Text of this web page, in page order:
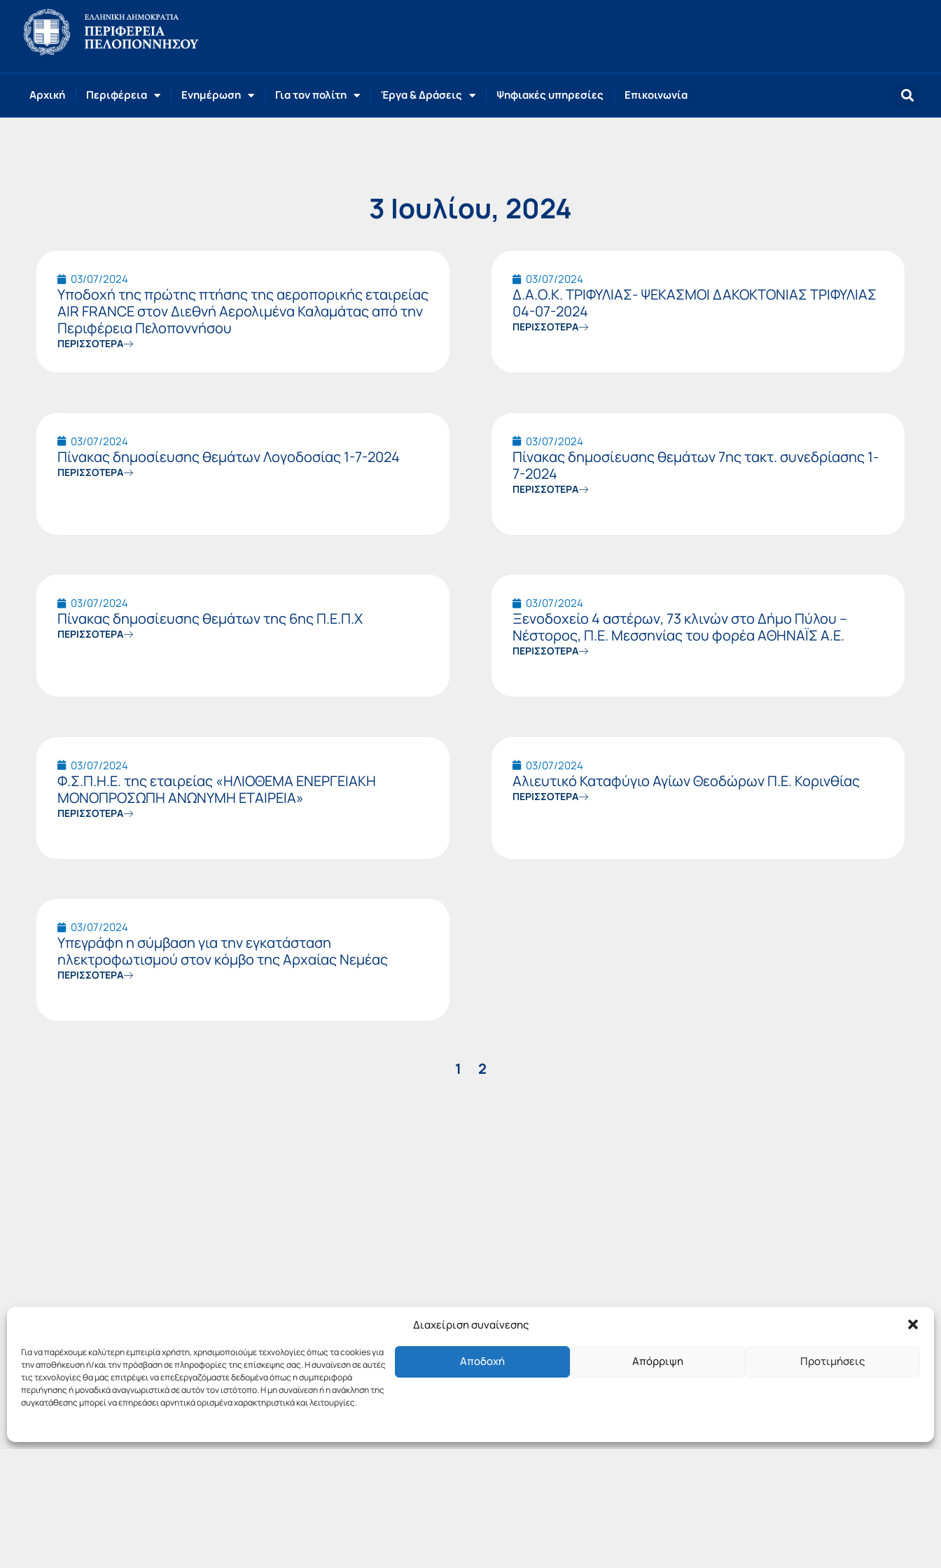
Διαχείριση συναίνεσης
Για να παρέχουμε καλύτερη εμπειρία χρήστη, χρησιμοποιούμε τεχνολογίες όπως τα cookies για
την αποθήκευση ή/και την πρόσβαση σε πληροφορίες της επίσκεψης σας. Η συναίνεση σε αυτές
τις τεχνολογίες θα μας επιτρέψει να επεξεργαζόμαστε δεδομένα όπως η συμπεριφορά
περιήγησης ή μοναδικά αναγνωριστικά σε αυτόν τον ιστότοπο. Η μη συναίνεση ή η ανάκληση της
συγκατάθεσης μπορεί να επηρεάσει αρνητικά ορισμένα χαρακτηριστικά και λειτουργίες.
Αποδοχή Απόρριψη Προτιμήσεις
Αρχική Περιφέρεια Ενημέρωση Για τον πολίτη Έργα & Δράσεις Ψηφιακές υπηρεσίες Επικοινωνία
3 Ιουλίου, 2024
03/07/2024
Υποδοχή της πρώτης πτήσης της αεροπορικής εταιρείας
AIR FRANCE στον Διεθνή Αερολιμένα Καλαμάτας από την
Περιφέρεια Πελοποννήσου
ΠΕΡΙΣΣΟΤΕΡΑ
03/07/2024
Δ.Α.Ο.Κ. ΤΡΙΦΥΛΙΑΣ- ΨΕΚΑΣΜΟΙ ΔΑΚΟΚΤΟΝΙΑΣ ΤΡΙΦΥΛΙΑΣ
04-07-2024
ΠΕΡΙΣΣΟΤΕΡΑ
03/07/2024
Πίνακας δημοσίευσης θεμάτων Λογοδοσίας 1-7-2024
ΠΕΡΙΣΣΟΤΕΡΑ
03/07/2024
Πίνακας δημοσίευσης θεμάτων 7ης τακτ. συνεδρίασης 1-
7-2024
ΠΕΡΙΣΣΟΤΕΡΑ
03/07/2024
Πίνακας δημοσίευσης θεμάτων της 6ης Π.Ε.Π.Χ
ΠΕΡΙΣΣΟΤΕΡΑ
03/07/2024
Ξενοδοχείο 4 αστέρων, 73 κλινών στο Δήμο Πύλου –
Νέστορος, Π.Ε. Μεσσηνίας του φορέα ΑΘΗΝΑΪΣ Α.Ε.
ΠΕΡΙΣΣΟΤΕΡΑ
03/07/2024
Φ.Σ.Π.Η.Ε. της εταιρείας «ΗΛΙΟΘΕΜΑ ΕΝΕΡΓΕΙΑΚΗ
ΜΟΝΟΠΡΟΣΩΠΗ ΑΝΩΝΥΜΗ ΕΤΑΙΡΕΙΑ»
ΠΕΡΙΣΣΟΤΕΡΑ
03/07/2024
Αλιευτικό Καταφύγιο Αγίων Θεοδώρων Π.Ε. Κορινθίας
ΠΕΡΙΣΣΟΤΕΡΑ
03/07/2024
Υπεγράφη η σύμβαση για την εγκατάσταση
ηλεκτροφωτισμού στον κόμβο της Αρχαίας Νεμέας
ΠΕΡΙΣΣΟΤΕΡΑ
1 2